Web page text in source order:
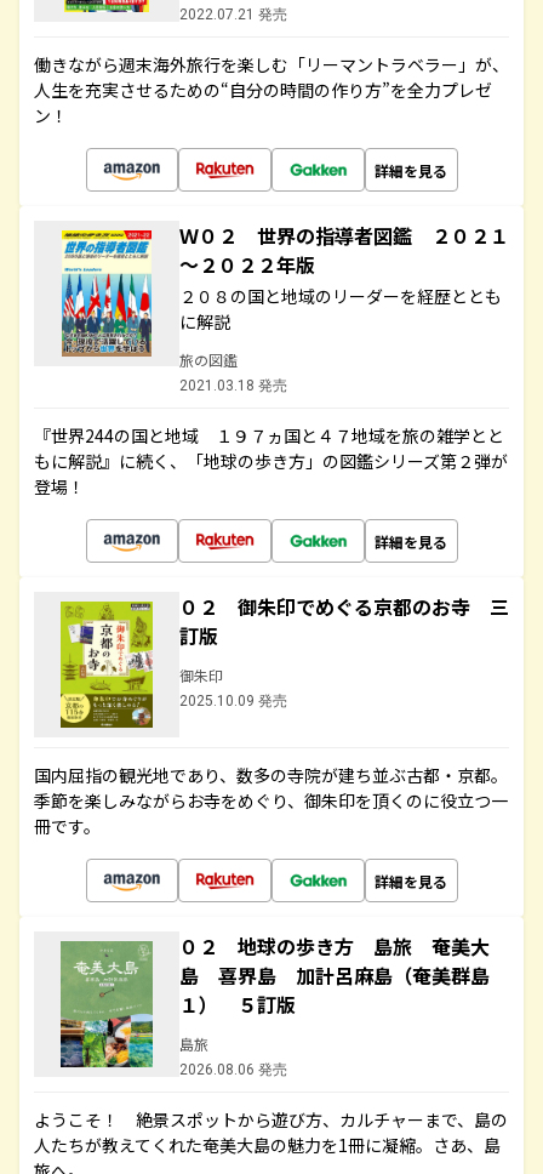
2022.07.21 発売
働きながら週末海外旅行を楽しむ「リーマントラベラー」が、
人生を充実させるための“自分の時間の作り方”を全力プレゼ
ン！
詳細を見る
Ｗ０２ 世界の指導者図鑑 ２０２１
～２０２２年版
２０８の国と地域のリーダーを経歴ととも
に解説
旅の図鑑
2021.03.18 発売
『世界244の国と地域 １９７ヵ国と４７地域を旅の雑学とと
もに解説』に続く、「地球の歩き方」の図鑑シリーズ第２弾が
登場！
詳細を見る
０２ 御朱印でめぐる京都のお寺 三
訂版
御朱印
2025.10.09 発売
国内屈指の観光地であり、数多の寺院が建ち並ぶ古都・京都。
季節を楽しみながらお寺をめぐり、御朱印を頂くのに役立つ一
冊です。
詳細を見る
０２ 地球の歩き方 島旅 奄美大
島 喜界島 加計呂麻島（奄美群島
１） ５訂版
島旅
2026.08.06 発売
ようこそ！ 絶景スポットから遊び方、カルチャーまで、島の
人たちが教えてくれた奄美大島の魅力を1冊に凝縮。さあ、島